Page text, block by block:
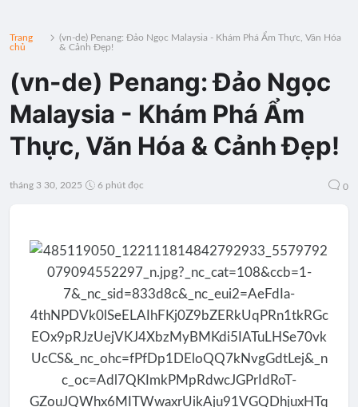
Trang
chủ
(vn-de) Penang: Đảo Ngọc Malaysia - Khám Phá Ẩm Thực, Văn Hóa
& Cảnh Đẹp!
(vn-de) Penang: Đảo Ngọc
Malaysia - Khám Phá Ẩm
Thực, Văn Hóa & Cảnh Đẹp!
tháng 3 30, 2025 6 phút đọc 0